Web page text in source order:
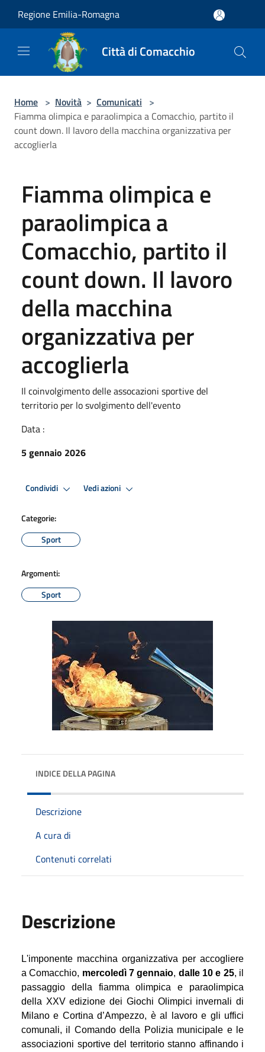
Regione Emilia-Romagna
Città di Comacchio
Home > Novità > Comunicati >
Fiamma olimpica e paraolimpica a Comacchio, partito il
count down. Il lavoro della macchina organizzativa per
accoglierla
Fiamma olimpica e
paraolimpica a
Comacchio, partito il
count down. Il lavoro
della macchina
organizzativa per
accoglierla
Il coinvolgimento delle assocazioni sportive del
territorio per lo svolgimento dell'evento
Data :
5 gennaio 2026
Condividi Vedi azioni
Categorie:
Sport
Argomenti:
Sport
INDICE DELLA PAGINA
Descrizione
A cura di
Contenuti correlati
Descrizione
L'imponente macchina organizzativa per accogliere
a Comacchio, mercoledì 7 gennaio, dalle 10 e 25, il
passaggio della fiamma olimpica e paraolimpica
della XXV edizione dei Giochi Olimpici invernali di
Milano e Cortina d’Ampezzo, è al lavoro e gli uffici
comunali, il Comando della Polizia municipale e le
associazioni sportive del territorio stanno affinando i